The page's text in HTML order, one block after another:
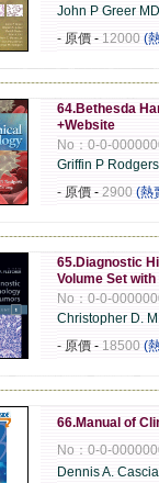
John P Greer MD
- 原價 - 12000 (
64.Bethesda
+Website
No：0-0-
Griffin P
- 原價 - 2900 (熱
65.Diagnostic
Volume Set with
No：0-0-
Christopher D.
- 原價 - 18500 (
66.Manual of
No：0-0-
Dennis A.